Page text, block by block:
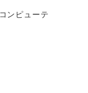
ンピューテ